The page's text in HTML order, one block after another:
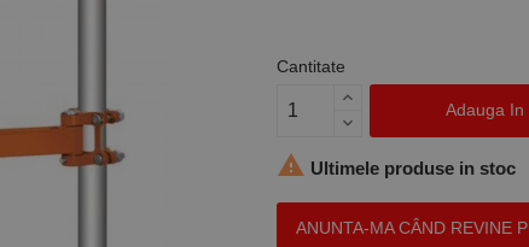
Cantitate
Adauga In
 Ultimele produse in stoc
ANUNTA-MA CÂND REVINE